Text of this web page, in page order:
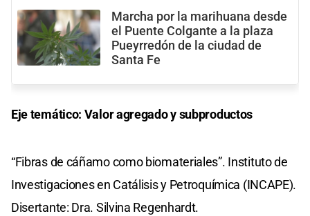
Marcha por la marihuana desde
el Puente Colgante a la plaza
Pueyrredón de la ciudad de
Santa Fe
Eje temático: Valor agregado y subproductos
“Fibras de cáñamo como biomateriales”. Instituto de
Investigaciones en Catálisis y Petroquímica (INCAPE).
Disertante: Dra. Silvina Regenhardt.